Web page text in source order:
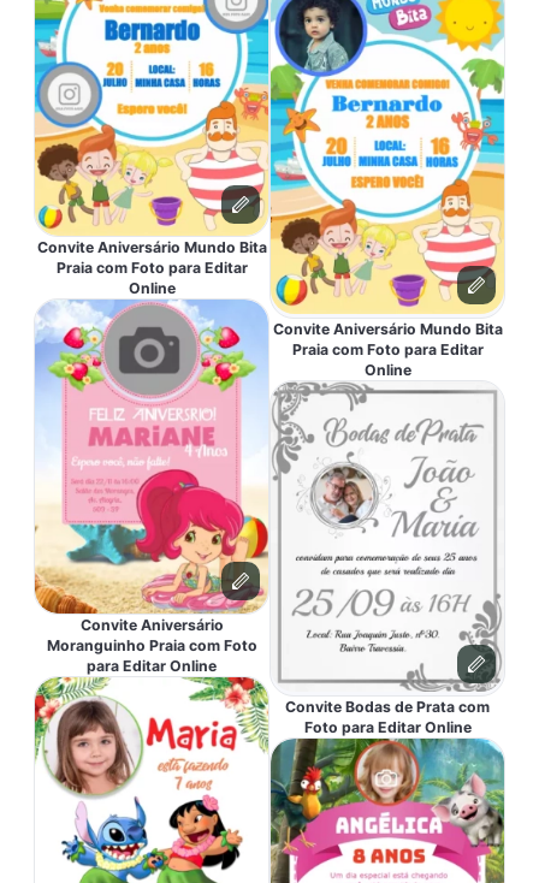
Convite Aniversário Mundo Bita
Praia com Foto para Editar
Online
Convite Aniversário
Moranguinho Praia com Foto
para Editar Online
Convite Aniversário Mundo Bita
Praia com Foto para Editar
Online
Convite Bodas de Prata com
Foto para Editar Online